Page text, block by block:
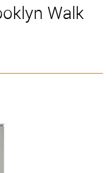
Walk